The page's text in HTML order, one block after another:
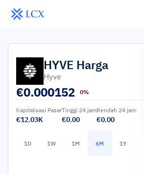
HYVE Harga
Hyve
€0.000152 0%
Kapitalisasi Pasar
€12.03K
Tinggi 24 jam
€0.00
Rendah 24 jam
€0.00
1D 1W 1M 6M 1Y